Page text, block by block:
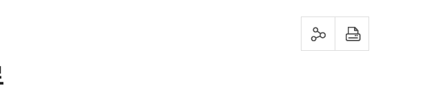
sns 공유하기 프린트하기